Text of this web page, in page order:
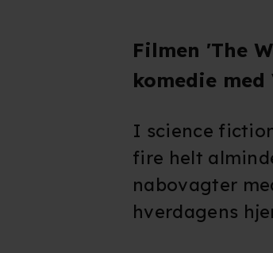
Filmen 'The
komedie
I science
fire helt
nabovagter
hverdagens